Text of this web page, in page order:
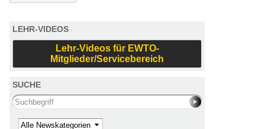
LEHR-VIDEOS
Lehr-Videos für EWTO-
Mitglieder/Servicebereich
SUCHE
Search this site
Kategorie